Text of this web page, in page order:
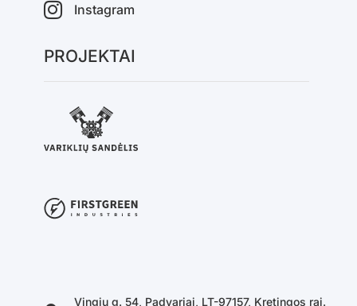
Instagram
PROJEKTAI
Vingių g. 54, Padvariai, LT-97157, Kretingos raj.